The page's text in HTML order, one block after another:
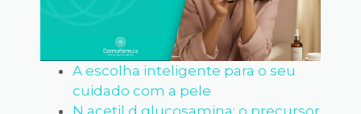
A escolha inteligente para o seu
cuidado com a pele
N acetil d glucosamina: o precursor